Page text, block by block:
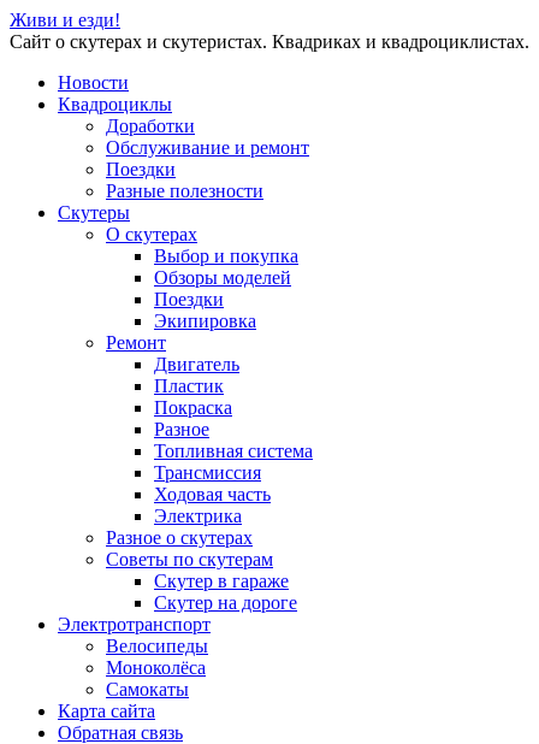
Живи и езди!
Сайт о скутерах и скутеристах. Квадриках и квадроциклистах.
Новости
Квадроциклы
Доработки
Обслуживание и ремонт
Поездки
Разные полезности
Скутеры
О скутерах
Выбор и покупка
Обзоры моделей
Поездки
Экипировка
Ремонт
Двигатель
Пластик
Покраска
Разное
Топливная система
Трансмиссия
Ходовая часть
Электрика
Разное о скутерах
Советы по скутерам
Скутер в гараже
Скутер на дороге
Электротранспорт
Велосипеды
Моноколёса
Самокаты
Карта сайта
Обратная связь